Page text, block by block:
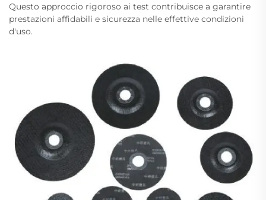
Questo approccio rigoroso ai test contribuisce a garantire
prestazioni affidabili e sicurezza nelle effettive condizioni
d'uso.